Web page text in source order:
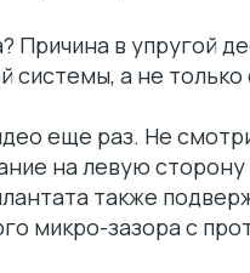
Причина в упругой
системы, а не
еще раз. Не
на левую
также
микро-зазора с